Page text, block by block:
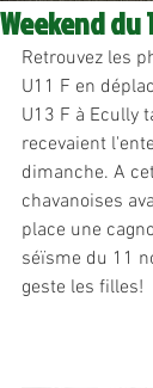
Weekend du
Retrouvez les
U11 F en
U13 F à Ecully
recevaient
dimanche. A
chavanoises
place une
séïsme du 11
geste les filles!